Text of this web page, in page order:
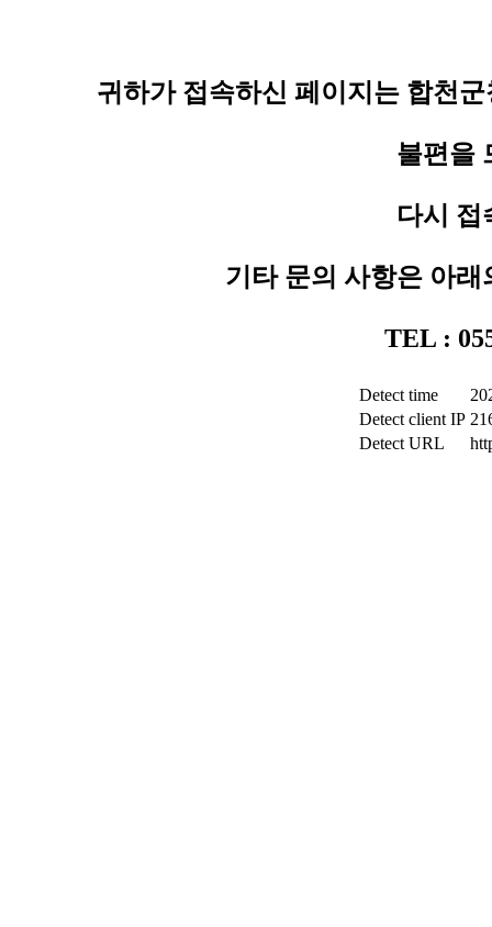
귀하가 접속하신 페이지는 합천
불편을
다시 접
기타 문의 사항은 아
TEL :
Detect time
Detect client IP
Detect URL